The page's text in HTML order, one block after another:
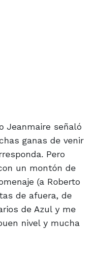
Jeanmaire señaló
ganas de venir
Pero
un montón de
(a Roberto
de afuera, de
de Azul y me
nivel y mucha